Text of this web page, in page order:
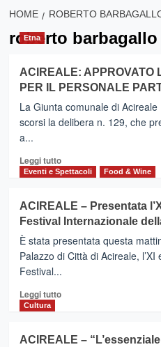
HOME ROBERTO
roberto barbagallo
Etna
ACIREALE: APPROVATO
PER IL PERSONALE
La Giunta comunale di
scorsi la delibera n. 129, che
a...
Leggi tuttoLeggi
di
ACIREALE:
APPROVATO
L’AUMENTO
A
33
ORE
PER
TIME
Eventi e Spettacoli Food & Wine
ACIREALE – Presentata
Festival Internazionale
È stata presentata questa
Palazzo di Città di Acireale,
Festival...
Leggi tuttoLeggi
ACIREALE
Cultura
ACIREALE –